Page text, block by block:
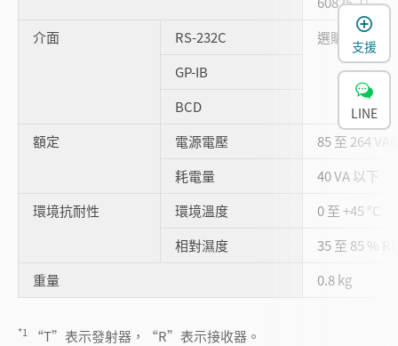
介面
RS-232C
選購品
GP-IB
BCD
額定
電源電壓
85 至 264
耗電量
40 VA 以下
環境抗耐性
環境溫度
0 至 +45 °C
相對濕度
35 至 85 %
重量
0.8 kg
*1 “T”表示發射器，“R”表示接收器。
支援
LINE